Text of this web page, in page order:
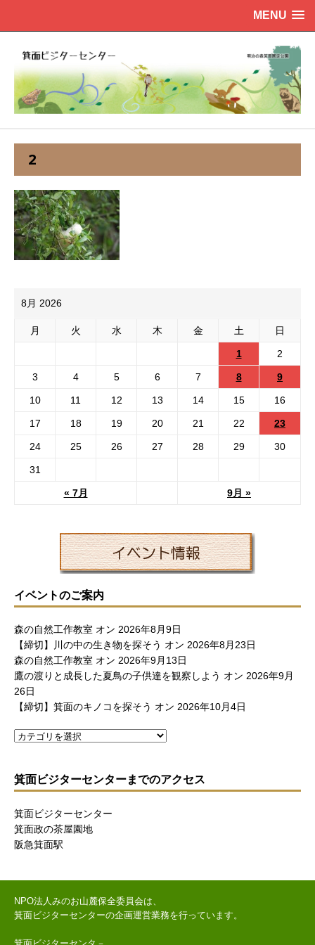
MENU
2
8月 2026
月 火 水 木 金 土 日
1 2
3 4 5 6 7 8 9
10 11 12 13 14 15 16
17 18 19 20 21 22 23
24 25 26 27 28 29 30
31
« 7月 9月 »
イベントのご案内
森の自然工作教室 オン 2026年8月9日
【締切】川の中の生き物を探そう オン 2026年8月23日
森の自然工作教室 オン 2026年9月13日
鷹の渡りと成長した夏鳥の子供達を観察しよう オン 2026年9月
26日
【締切】箕面のキノコを探そう オン 2026年10月4日
箕面ビジターセンターまでのアクセス
箕面ビジターセンター
箕面政の茶屋園地
阪急箕面駅
NPO法人みのお山麓保全委員会は、
箕面ビジターセンターの企画運営業務を行っています。